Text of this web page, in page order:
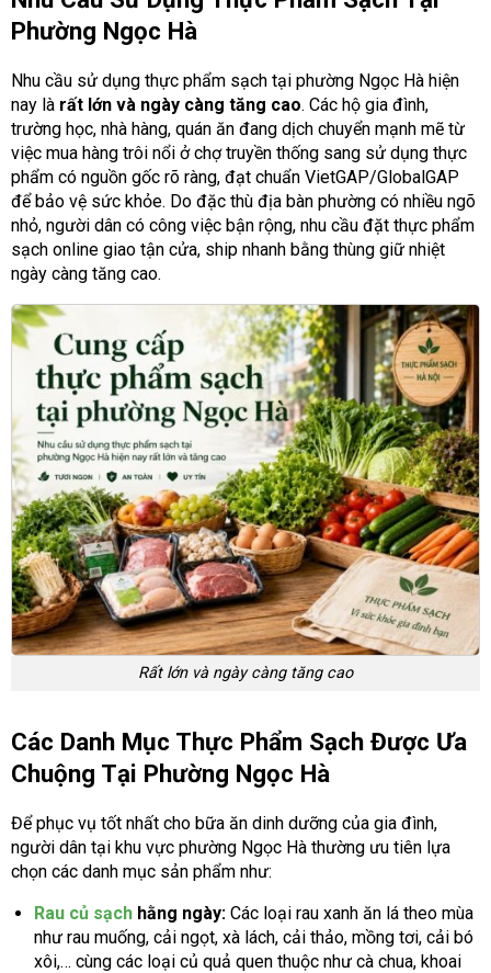
Phường Ngọc Hà
Nhu cầu sử dụng thực phẩm sạch tại phường Ngọc Hà hiện
nay là rất lớn và ngày càng tăng cao. Các hộ gia đình,
trường học, nhà hàng, quán ăn đang dịch chuyển mạnh mẽ từ
việc mua hàng trôi nổi ở chợ truyền thống sang sử dụng thực
phẩm có nguồn gốc rõ ràng, đạt chuẩn VietGAP/GlobalGAP
để bảo vệ sức khỏe. Do đặc thù địa bàn phường có nhiều ngõ
nhỏ, người dân có công việc bận rộng, nhu cầu đặt thực phẩm
sạch online giao tận cửa, ship nhanh bằng thùng giữ nhiệt
ngày càng tăng cao.
Rất lớn và ngày càng tăng cao
Các Danh Mục Thực Phẩm Sạch Được Ưa
Chuộng Tại Phường Ngọc Hà
Để phục vụ tốt nhất cho bữa ăn dinh dưỡng của gia đình,
người dân tại khu vực phường Ngọc Hà thường ưu tiên lựa
chọn các danh mục sản phẩm như:
Rau củ sạchhằng ngày:Các loại rau xanh ăn lá theo mùa
như rau muống, cải ngọt, xà lách, cải thảo, mồng tơi, cải bó
xôi,… cùng các loại củ quả quen thuộc như cà chua, khoai